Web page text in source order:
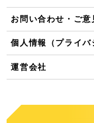
お問い合わせ・ご意
個人情報（プライ
運営会社